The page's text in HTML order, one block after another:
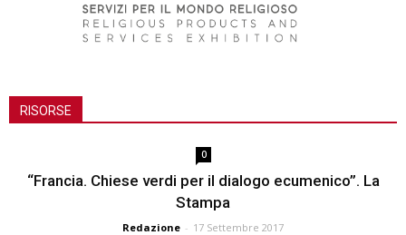
RISORSE
0
“Francia. Chiese verdi per il dialogo ecumenico”. La
Stampa
Redazione - 17 Settembre 2017